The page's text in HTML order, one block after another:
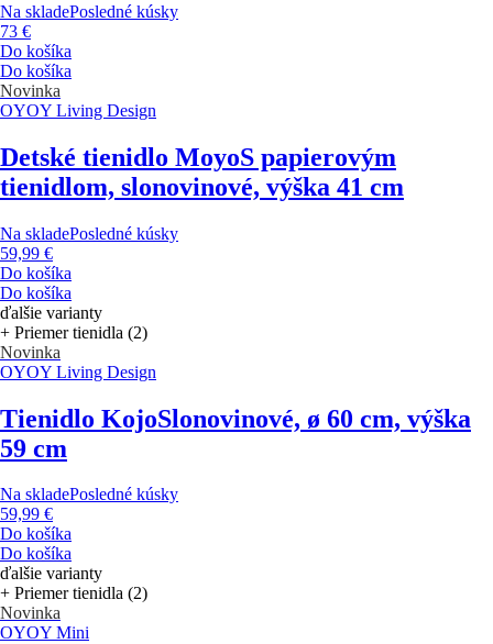
Na skladePosledné kúsky
73 €
Do košíka
Do košíka
Novinka
OYOY Living Design
Detské tienidlo MoyoS papierovým
tienidlom, slonovinové, výška 41 cm
Na skladePosledné kúsky
59,99 €
Do košíka
Do košíka
ďalšie varianty
+ Priemer tienidla (2)
Novinka
OYOY Living Design
Tienidlo KojoSlonovinové, ø 60 cm, výška
59 cm
Na skladePosledné kúsky
59,99 €
Do košíka
Do košíka
ďalšie varianty
+ Priemer tienidla (2)
Novinka
OYOY Mini